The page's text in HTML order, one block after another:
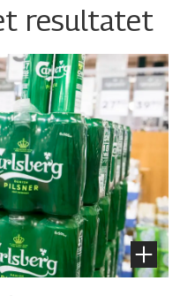
resultatet